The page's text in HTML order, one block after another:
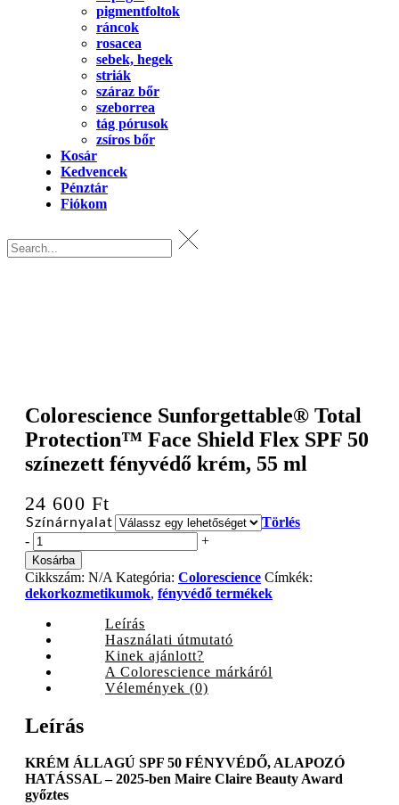
pigmentfoltok
ráncok
rosacea
sebek, hegek
striák
száraz bőr
szeborrea
tág pórusok
zsíros bőr
Kosár
Kedvencek
Pénztár
Fiókom
Colorescience Sunforgettable® Total
Protection™ Face Shield Flex SPF 50
színezett fényvédő krém, 55 ml
24 600 Ft
Színárnyalat
Törlés
Colorescience
Sunforgettable®
Total
Protection™
Face
Shield
Flex
SPF
színezett
krém,
55
quantity
- +
Kosárba
Cikkszám: N/A Kategória: Colorescience Címkék:
dekorkozmetikumok, fényvédő termékek
Leírás
Használati útmutató
Kinek ajánlott?
A Colorescience márkáról
Vélemények (0)
Leírás
KRÉM ÁLLAGÚ SPF 50 FÉNYVÉDŐ, ALAPOZÓ
HATÁSSAL – 2025-ben Maire Claire Beauty Award
győztes